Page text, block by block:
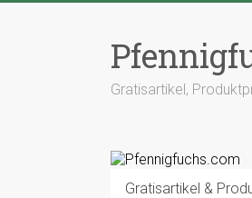
Gratisartikel,
Gratisartikel &